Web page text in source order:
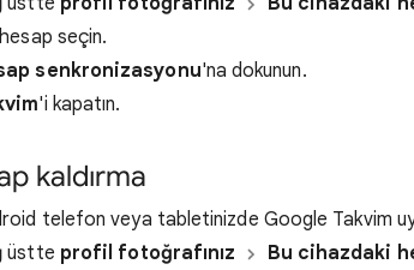
seçin.
senkronizasyonu'na dokunun.
'i kapatın.
kaldırma
telefon veya tabletinizde Google Takvim
üstte profil fotoğrafınız Bu cihazdaki